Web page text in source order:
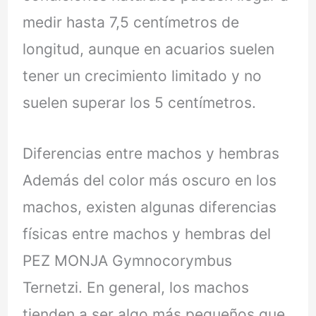
medir hasta 7,5 centímetros de
longitud, aunque en acuarios suelen
tener un crecimiento limitado y no
suelen superar los 5 centímetros.
Diferencias entre machos y hembras
Además del color más oscuro en los
machos, existen algunas diferencias
físicas entre machos y hembras del
PEZ MONJA Gymnocorymbus
Ternetzi. En general, los machos